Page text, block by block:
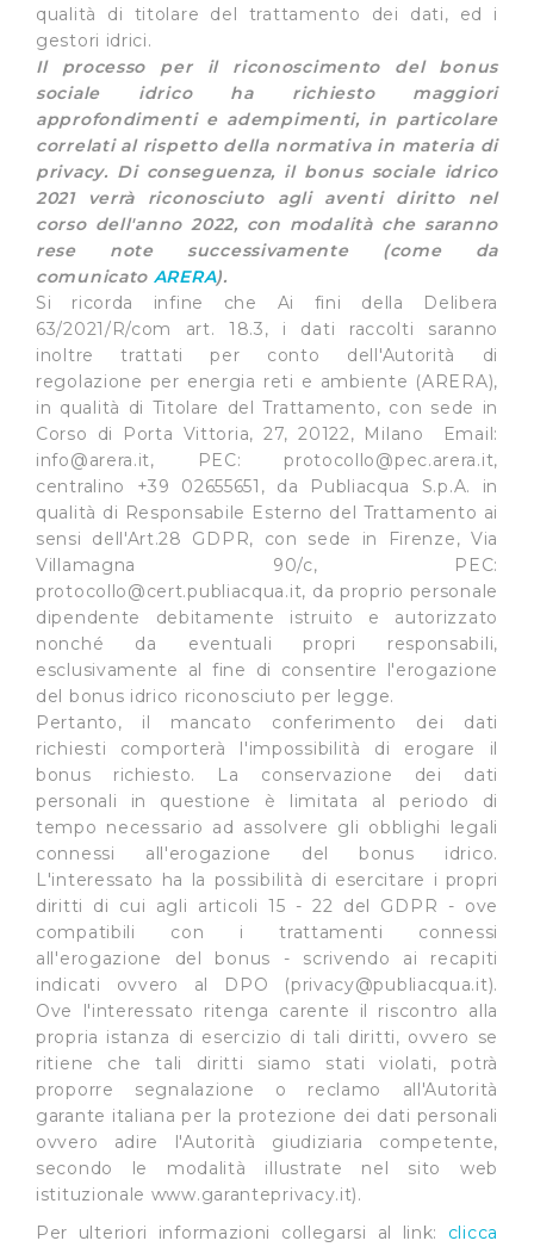
qualità di titolare del trattamento dei dati, ed i
gestori idrici.
Il processo per il riconoscimento del bonus
sociale idrico ha richiesto maggiori
approfondimenti e adempimenti, in particolare
correlati al rispetto della normativa in materia di
privacy. Di conseguenza, il bonus sociale idrico
2021 verrà riconosciuto agli aventi diritto nel
corso dell'anno 2022, con modalità che saranno
rese note successivamente (come da
comunicato ARERA).
Si ricorda infine che Ai fini della Delibera
63/2021/R/com art. 18.3, i dati raccolti saranno
inoltre trattati per conto dell'Autorità di
regolazione per energia reti e ambiente (ARERA),
in qualità di Titolare del Trattamento, con sede in
Corso di Porta Vittoria, 27, 20122, Milano Email:
info@arera.it, PEC: protocollo@pec.arera.it,
centralino +39 02655651, da Publiacqua S.p.A. in
qualità di Responsabile Esterno del Trattamento ai
sensi dell'Art.28 GDPR, con sede in Firenze, Via
Villamagna 90/c, PEC:
protocollo@cert.publiacqua.it, da proprio personale
dipendente debitamente istruito e autorizzato
nonché da eventuali propri responsabili,
esclusivamente al fine di consentire l'erogazione
del bonus idrico riconosciuto per legge.
Pertanto, il mancato conferimento dei dati
richiesti comporterà l'impossibilità di erogare il
bonus richiesto. La conservazione dei dati
personali in questione è limitata al periodo di
tempo necessario ad assolvere gli obblighi legali
connessi all'erogazione del bonus idrico.
L'interessato ha la possibilità di esercitare i propri
diritti di cui agli articoli 15 - 22 del GDPR - ove
compatibili con i trattamenti connessi
all'erogazione del bonus - scrivendo ai recapiti
indicati ovvero al DPO (privacy@publiacqua.it).
Ove l'interessato ritenga carente il riscontro alla
propria istanza di esercizio di tali diritti, ovvero se
ritiene che tali diritti siamo stati violati, potrà
proporre segnalazione o reclamo all'Autorità
garante italiana per la protezione dei dati personali
ovvero adire l'Autorità giudiziaria competente,
secondo le modalità illustrate nel sito web
istituzionale www.garanteprivacy.it).
Per ulteriori informazioni collegarsi al link: clicca